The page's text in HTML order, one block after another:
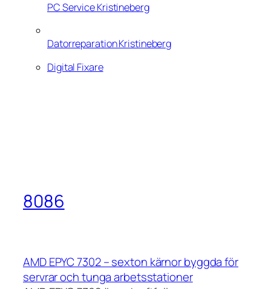
PC Service Kristineberg
Datorreparation Kristineberg
Digital Fixare
8086
AMD EPYC 7302 – sexton kärnor byggda för
servrar och tunga arbetsstationer